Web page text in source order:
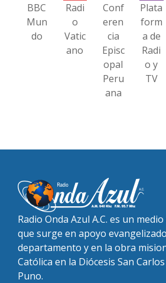
BBC
Mun
do
Radi
o
Vatic
ano
Conf
eren
cia
Episc
opal
Peru
ana
Plata
form
a de
Radi
o y
TV
Radio Onda Azul A.C. es un
que surge en apoyo
departamento y en la obra
Católica en la Diócesis San
Puno.